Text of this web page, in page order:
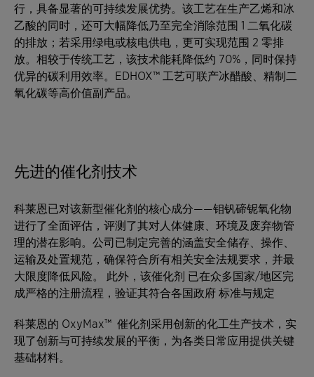
行，具备显著的可持续发展优势。该工艺在生产乙烯和冰
乙酸的同时，还可大幅降低乃至完全消除范围 1 二氧化碳
的排放；若采用绿电或核电供电，更可实现范围 2 零排
放。相较于传统工艺，该技术能耗降低约 70%，同时保持
优异的碳利用效率。EDHOX™ 工艺可联产冰醋酸、精制二
氧化碳等高价值副产品。
先进的催化剂技术
科莱恩已对该新型催化剂的核心成分——钼钒碲铌氧化物
进行了全面评估，评测了其对人体健康、环境及废弃物管
理的潜在影响。公司已制定完善的涵盖安全储存、操作、
运输及处置规范，确保符合所有相关安全法规要求，并最
大限度降低风险。 此外，该催化剂 已在众多国家/地区完
成严格的注册流程，验证其符合各国政府 标准与规定
科莱恩的 OxyMax™ 催化剂采用创新的化工生产技术，实
现了创新与可持续发展的平衡，为各类日常应用提供关键
基础材料。